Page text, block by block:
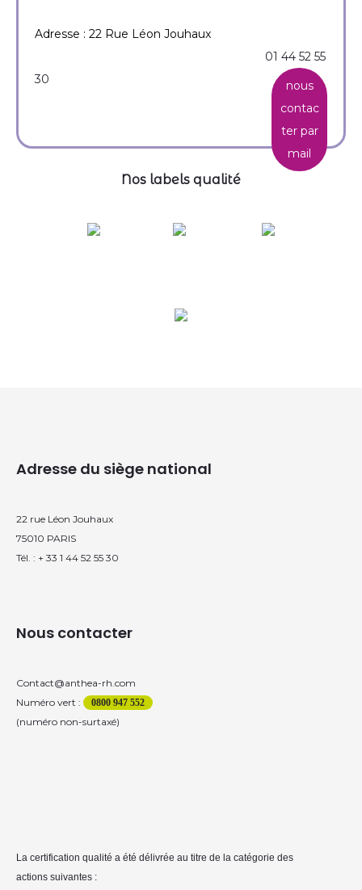
Adresse : 22 Rue Léon Jouhaux
01 44 52 55
30
nous
contac
ter par
mail
Nos labels qualité
Adresse du siège national
22 rue Léon Jouhaux
75010 PARIS
Tél. : + 33 1 44 52 55 30
Nous contacter
Contact@anthea-rh.com
Numéro vert :
0800 947 552
(numéro non-surtaxé)
La certification qualité a été délivrée au titre de la catégorie des
actions suivantes :